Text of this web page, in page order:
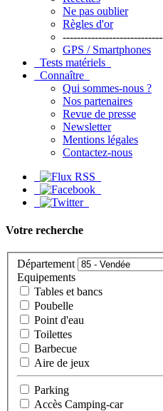
Ne pas oublier
Règles d'or
GPS / Smartphones
Tests matériels
Connaître
Qui sommes-nous ?
Nos partenaires
Revue de presse
Newsletter
Mentions légales
Contactez-nous
Votre recherche
Département
Equipements
Tables et bancs
Poubelle
Point d'eau
Toilettes
Barbecue
Aire de jeux
Parking
Accès Camping-car